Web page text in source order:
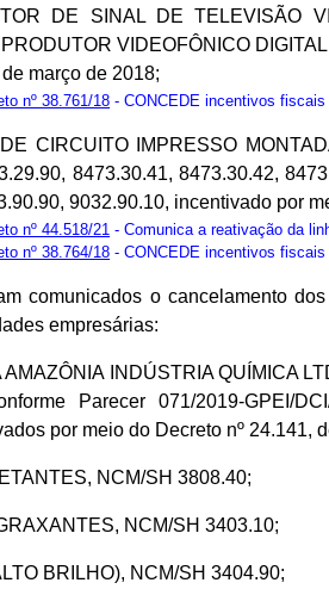
DE SINAL DE TELEVISÃO
VIDEOFÔNICO
março de 2018;
nº 38.761/18 - CONCEDE incentivos
CIRCUITO IMPRESSO
8473.30.41, 8473.30.42,
9032.90.10, incentivado por
nº 44.518/21 - Comunica a reativação da
nº 38.764/18 - CONCEDE incentivos
comunicados o cancelamento
empresárias:
AMAZÔNIA INDÚSTRIA QUÍMICA
Parecer 071/2019-GPEI/
por meio do Decreto nº 24.141,
NCM/SH 3808.40;
NCM/SH 3403.10;
BRILHO), NCM/SH 3404.90;